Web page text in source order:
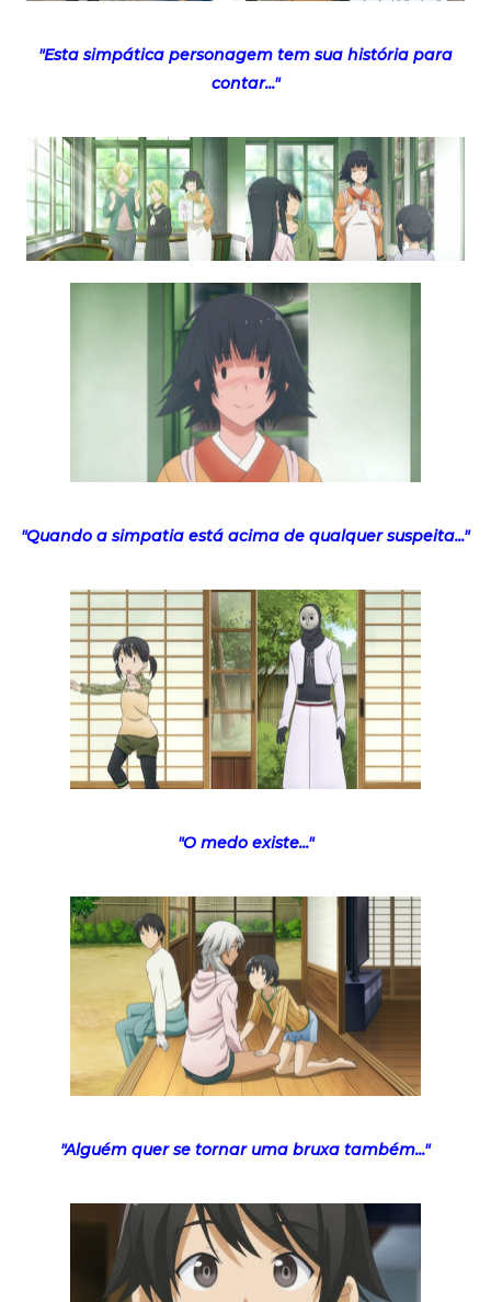
"Esta simpática personagem tem sua história para
contar..."
"Quando a simpatia está acima de qualquer suspeita..."
"O medo existe..."
"Alguém quer se tornar uma bruxa também..."